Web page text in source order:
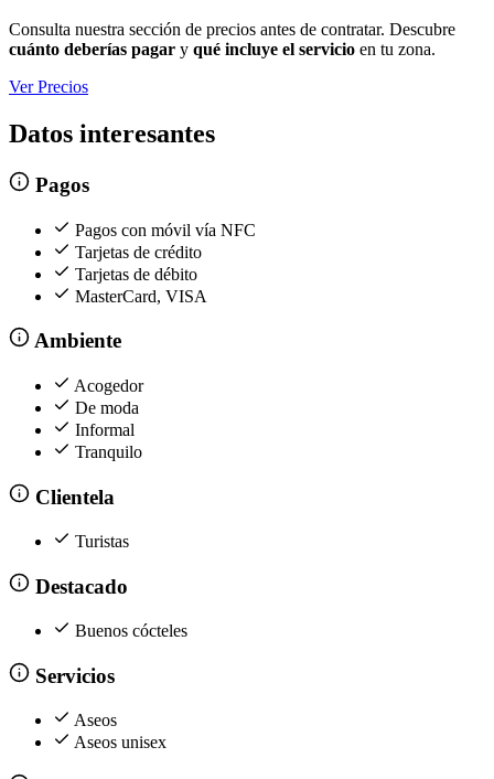
Consulta nuestra sección de precios antes de contratar. Descubre
cuánto deberías pagar y qué incluye el servicio en tu zona.
Ver Precios
Datos interesantes
Pagos
Pagos con móvil vía NFC
Tarjetas de crédito
Tarjetas de débito
MasterCard, VISA
Ambiente
Acogedor
De moda
Informal
Tranquilo
Clientela
Turistas
Destacado
Buenos cócteles
Servicios
Aseos
Aseos unisex